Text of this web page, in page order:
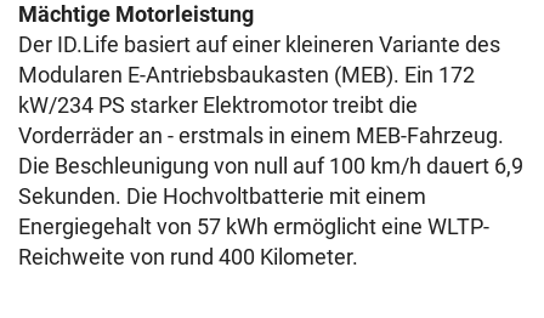
Mächtige Motorleistung
Der ID.Life basiert auf einer kleineren Variante des
Modularen E-Antriebsbaukasten (MEB). Ein 172
kW/234 PS starker Elektromotor treibt die
Vorderräder an - erstmals in einem MEB-Fahrzeug.
Die Beschleunigung von null auf 100 km/h dauert 6,9
Sekunden. Die Hochvoltbatterie mit einem
Energiegehalt von 57 kWh ermöglicht eine WLTP-
Reichweite von rund 400 Kilometer.